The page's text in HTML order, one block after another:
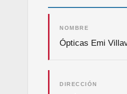
NOMBRE
Ópticas Emi
DIRECCIÓN